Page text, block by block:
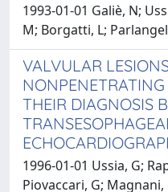
1993-01-01 Galiè, N;
M; Borgatti, L;
VALVULAR
THEIR DIAGNOSIS
1996-01-01 Ussia, G;
Piovaccari, G; Magnani,